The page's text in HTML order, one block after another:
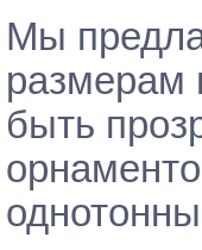
Мы
размерам
быть